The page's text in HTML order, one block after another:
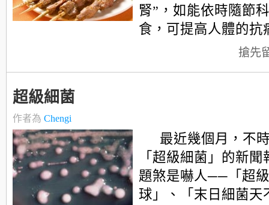
腎”，如能依時隨節
食，可提高人體的抗
搶先
超級細菌
作者為 Chengi
最近幾個月，不
「超級細菌」的新
題煞是嚇人──「超
球」、「末日細菌天